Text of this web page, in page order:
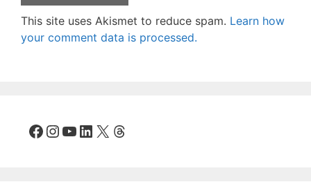
This site uses Akismet to reduce spam. Learn how
your comment data is processed.
Facebook
Instagram
YouTube
LinkedIn
X Threads